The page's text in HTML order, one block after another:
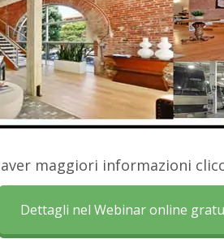
maggiori informazioni
Dettagli nel Webinar online